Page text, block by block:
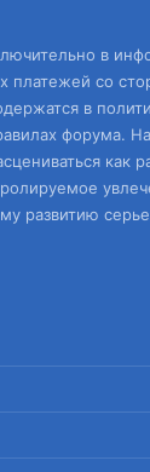
в
со
в
форума.
как
развитию